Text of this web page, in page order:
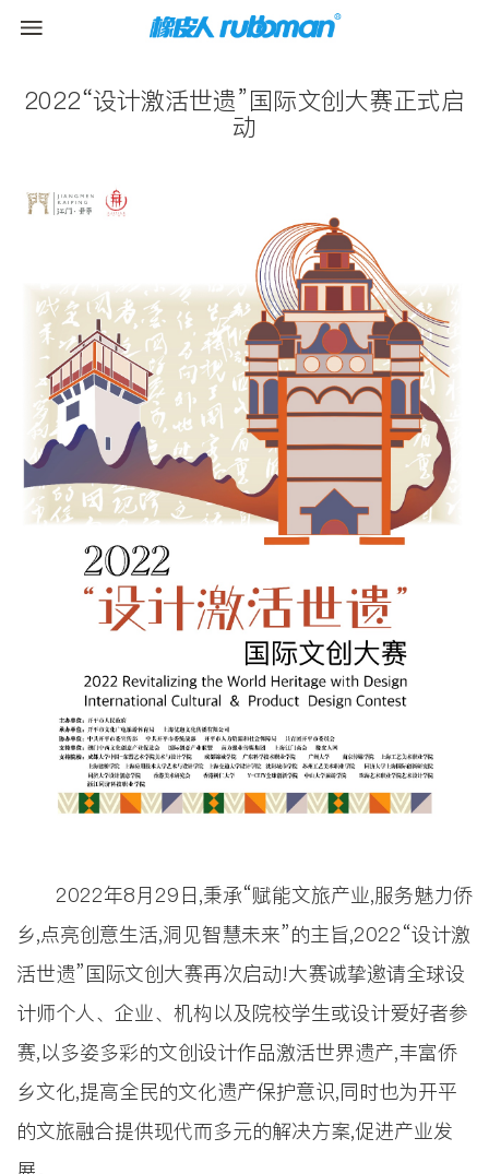
2022“设计激活世遗”国际文创大赛正式启
动
2022年8月29日,秉承“赋能文旅产业,服务魅力侨
乡,点亮创意生活,洞见智慧未来”的主旨,2022“设计激
活世遗”国际文创大赛再次启动!大赛诚挚邀请全球设
计师个人、企业、机构以及院校学生或设计爱好者参
赛,以多姿多彩的文创设计作品激活世界遗产,丰富侨
乡文化,提高全民的文化遗产保护意识,同时也为开平
的文旅融合提供现代而多元的解决方案,促进产业发